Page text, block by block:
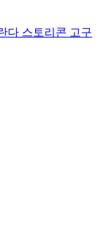
다 스토리콘 고구